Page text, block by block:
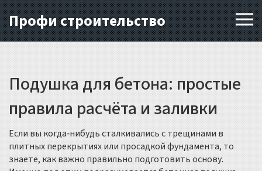
Профи строительство
Подушка для бетона: простые
правила расчёта и заливки
Если вы когда‑нибудь сталкивались с трещинами в
плитных перекрытиях или просадкой фундамента, то
знаете, как важно правильно подготовить основу.